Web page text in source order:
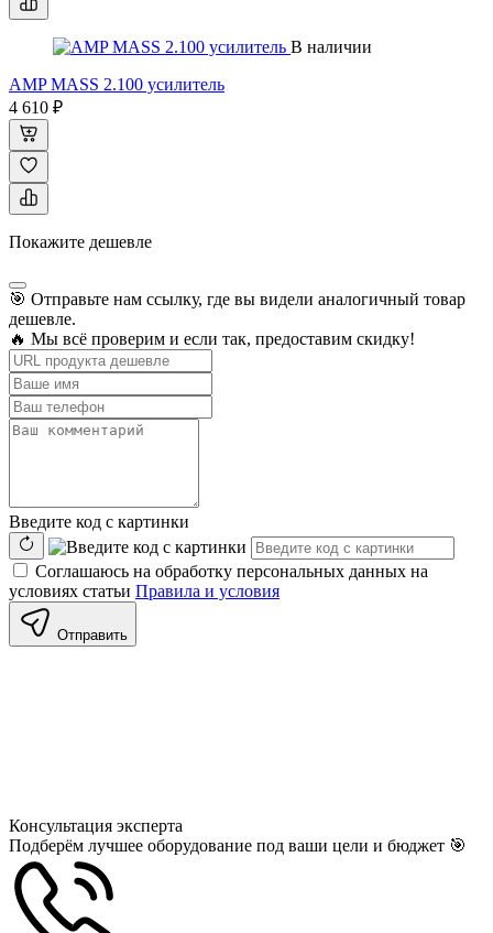
В наличии
AMP MASS 2.100 усилитель
4 610 ₽
Покажите дешевле
🎯 Отправьте нам ссылку, где вы видели аналогичный товар
дешевле.
🔥 Мы всё проверим и если так, предоставим скидку!
Введите код с картинки
Соглашаюсь на обработку персональных данных на
условиях статьи Правила и условия
Отправить
Консультация эксперта
Подберём лучшее оборудование под ваши цели и бюджет 🎯